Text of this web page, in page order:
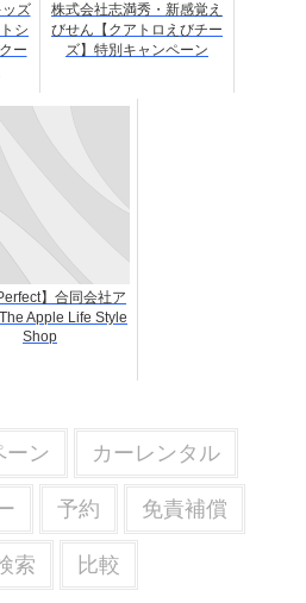
ズ
シ
ー
株式会社志満秀・新感覚え
びせん【クアトロえびチー
ズ】特別キャンペーン
】合同会社ア
Apple Life Style
Shop
ーン
カーレンタル
予約
免責補償
索 比較